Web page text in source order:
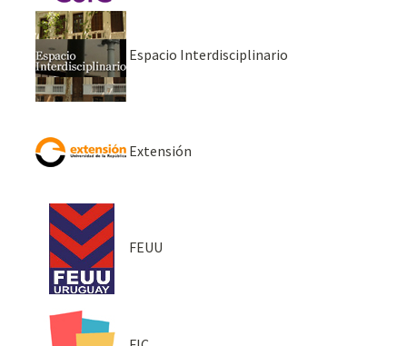
Espacio Interdisciplinario
Extensión
FEUU